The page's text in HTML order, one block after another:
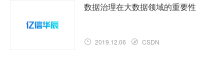
数据治理在大数据领域的重要性
2019.12.06 CSDN